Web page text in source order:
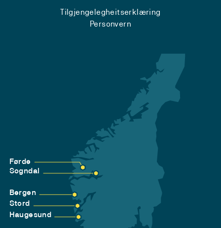
Tilgjengelegheitserklæring
Personvern
Førde
Sogndal
Bergen
Stord
Haugesund